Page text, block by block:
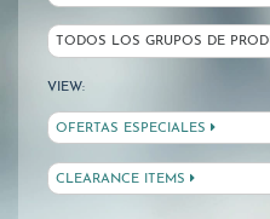
TODOS LOS GRUPOS DE
VIEW:
OFERTAS ESPECIALES
CLEARANCE ITEMS